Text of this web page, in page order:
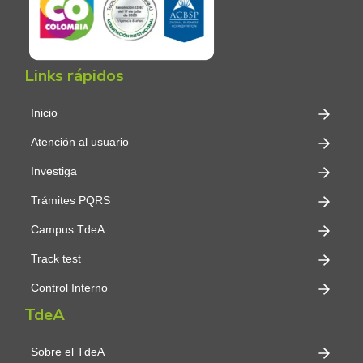
Links rápidos
Inicio
Atención al usuario
Investiga
Trámites PQRS
Campus TdeA
Track test
Control Interno
TdeA
Sobre el TdeA